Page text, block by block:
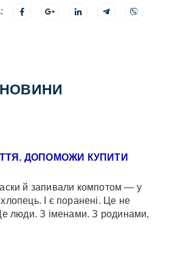
НОВИНИ
ДОПОМОЖИ КУПИТИ
й запивали компотом — у
І є поранені. Це не
люди. З іменами. З родинами,